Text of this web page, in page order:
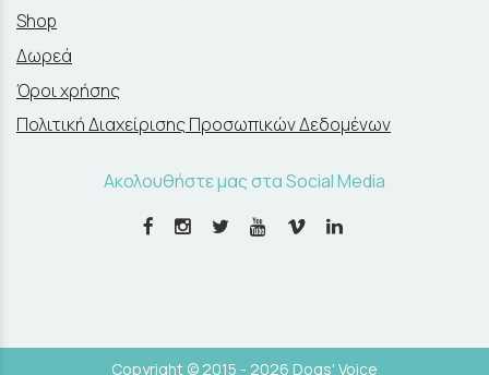
Shop
Δωρεά
Όροι χρήσης
Πολιτική Διαχείρισης Προσωπικών Δεδομένων
Ακολουθήστε μας στα Social Media
Copyright © 2015 - 2026 Dogs' Voice